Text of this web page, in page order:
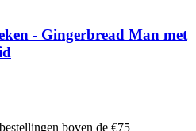
- Gingerbread Man met
boven de €75